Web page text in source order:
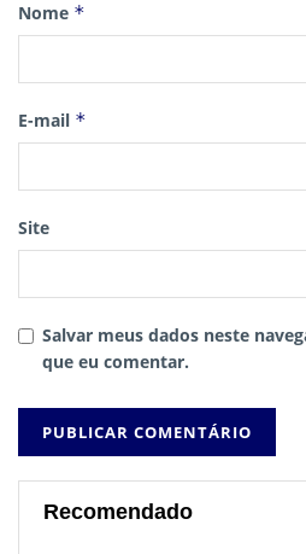
Nome *
E-mail *
Site
Salvar meus dados neste
que eu comentar.
Recomendado